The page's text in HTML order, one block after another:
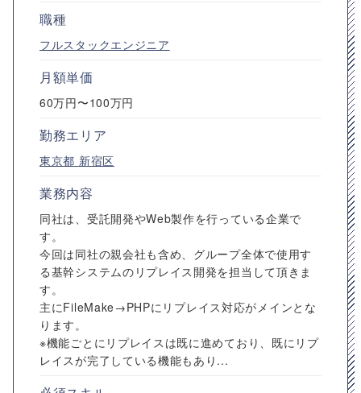
職種
フルスタックエンジニア
月額単価
60万円〜100万円
勤務エリア
東京都 新宿区
業務内容
同社は、受託開発やWeb製作を行っている企業で
す。
今回は同社の親会社も含め、グループ全体で使用す
る基幹システムのリプレイス開発を担当して頂きま
す。
主にFileMake→PHPにリプレイス対応がメインとな
ります。
※機能ごとにリプレイスは既に進めており、既にリプ
レイスが完了している機能もあり...